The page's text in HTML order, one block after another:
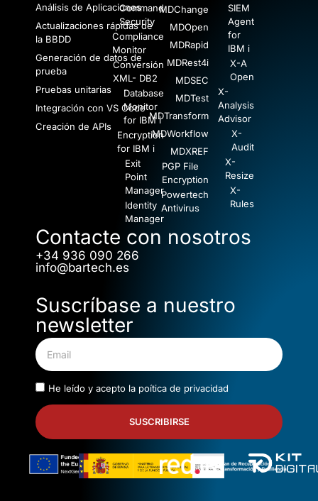
Análisis de Aplicaciones
Actualizaciones rápidas de
la BBDD
Generación de datos de
prueba
Pruebas unitarias
Integración con VS Code
Creación de APIs
Command
Security
Compliance
Monitor
Conversión
XML- DB2
Database
Monitor
for IBM i
Encryption
for IBM i
Exit
Point
Manager
Identity
Manager
MDChange
MDOpen
MDRapid
MDRest4i
MDSEC
MDTest
MDTransform
MDWorkflow
MDXREF
PGP File
Encryption
Powertech
Antivirus
SIEM
Agent
for
IBM i
X-A
Open
X-
Analysis
Advisor
X-
Audit
X-
Resize
X-
Rules
Contacte con nosotros
+34 936 090 266
info@bartech.es
Suscríbase a nuestro
newsletter
He leído y acepto la poítica de privacidad
SUSCRIBIRSE